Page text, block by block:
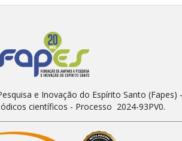
e Inovação do Espírito Santo (Fapes)
científicos - Processo 2024-93PV0.